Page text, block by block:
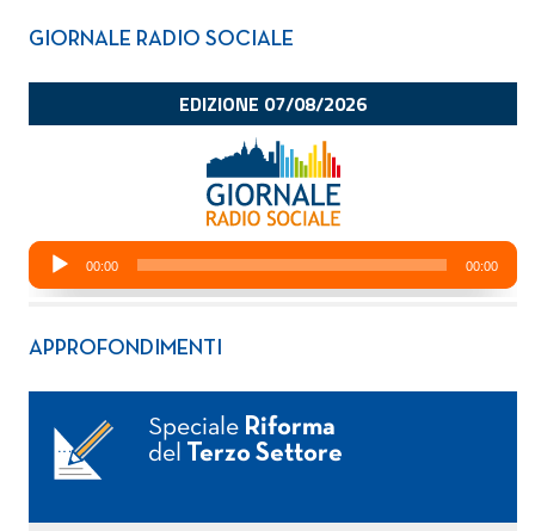
GIORNALE RADIO SOCIALE
APPROFONDIMENTI
Speciale Riforma
del
Terzo Settore